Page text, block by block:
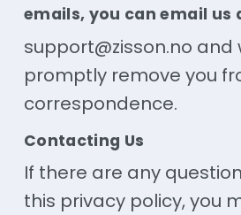
emails, you can email us
support@zisson.no and
promptly remove you
correspondence.
Contacting Us
If there are any
this privacy policy, you